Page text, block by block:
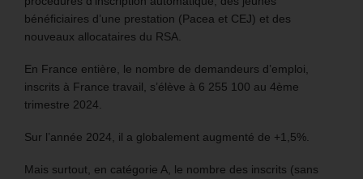
bénéficiaires d’une prestation (Pacea et CEJ) et des
nouveaux allocataires du RSA.
En France entière, le nombre de demandeurs d’emploi,
inscrits à France travail, s’élève à 6 255 100 au 4ème
trimestre 2024.
Sur l’année 2024, il a globalement augmenté de +1,5%.
Mais surtout, en catégorie A, le nombre des inscrits (sans